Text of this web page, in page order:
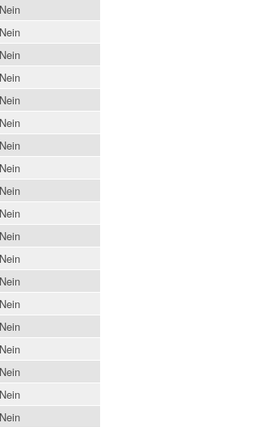
Nein
Nein
Nein
Nein
Nein
Nein
Nein
Nein
Nein
Nein
Nein
Nein
Nein
Nein
Nein
Nein
Nein
Nein
Nein